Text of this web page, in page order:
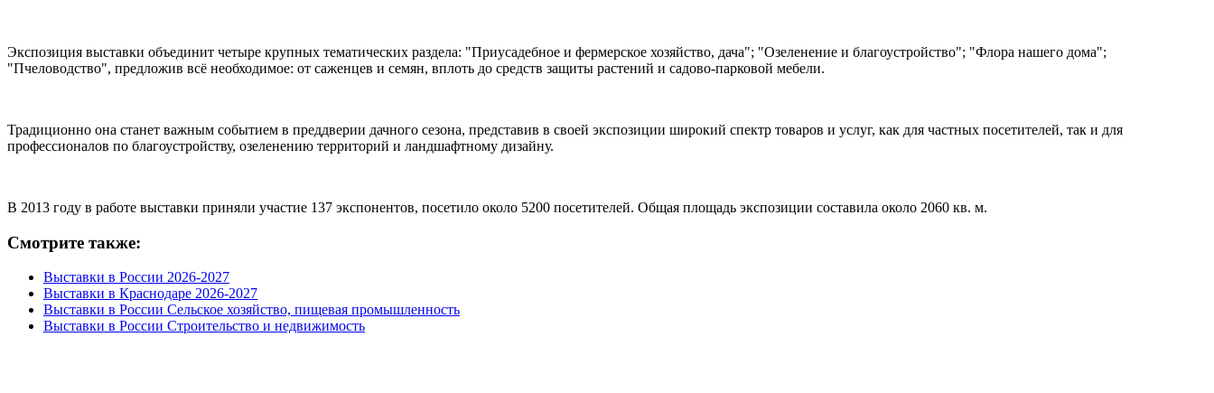
Экспозиция выставки объединит четыре крупных тематических раздела: "Приусадебное и фермерское хозяйство, дача"; "Озеленение и благоустройство"; "Флора нашего дома";
"Пчеловодство", предложив всё необходимое: от саженцев и семян, вплоть до средств защиты растений и садово-парковой мебели.
Традиционно она станет важным событием в преддверии дачного сезона, представив в своей экспозиции широкий спектр товаров и услуг, как для частных посетителей, так и для
профессионалов по благоустройству, озеленению территорий и ландшафтному дизайну.
В 2013 году в работе выставки приняли участие 137 экспонентов, посетило около 5200 посетителей. Общая площадь экспозиции составила около 2060 кв. м.
Смотрите также:
Выставки в России 2026-2027
Выставки в Краснодаре 2026-2027
Выставки в России Сельское хозяйство, пищевая промышленность
Выставки в России Строительство и недвижимость